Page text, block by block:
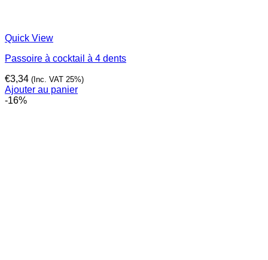
Quick View
Passoire à cocktail à 4 dents
€3,34 (Inc. VAT 25%)
Ajouter au panier
-16%